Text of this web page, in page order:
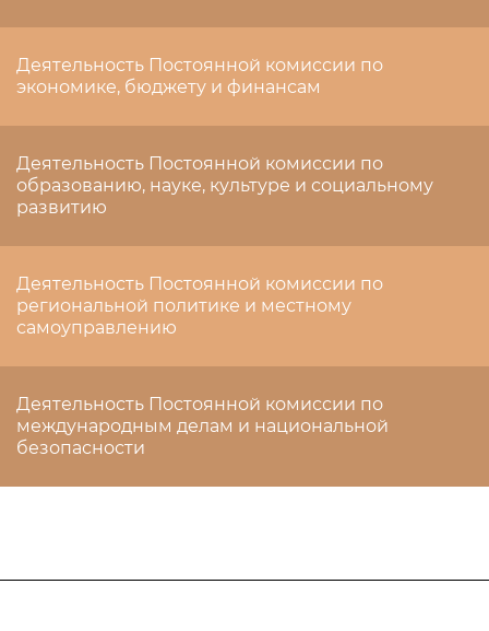
Деятельность Постоянной комиссии по
экономике, бюджету и финансам
Деятельность Постоянной комиссии по
образованию, науке, культуре и социальному
развитию
Деятельность Постоянной комиссии по
региональной политике и местному
самоуправлению
Деятельность Постоянной комиссии по
международным делам и национальной
безопасности